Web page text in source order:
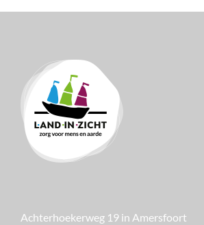
Achterhoekerweg 19 in Amersfoort